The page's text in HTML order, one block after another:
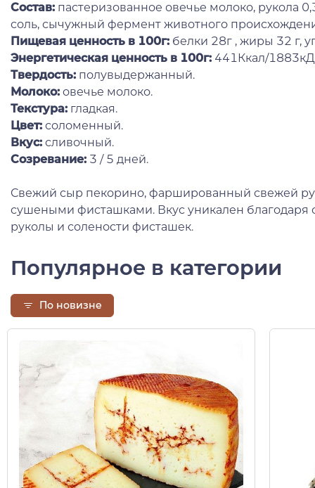
Состав: пастеризованное овечье молоко, рукола
соль, сычужный фермент животного
Пищевая ценность в 100г: белки 28г , жиры 32 г,
Энергетическая ценность в 100г: 441Ккал/
Твердость: полувыдержанный.
Молоко: овечье молоко.
Текстура: гладкая.
Цвет: соломенный.
Вкус: сливочный.
Созревание: 3 / 5 дней.
Свежий сыр пекорино, фаршированный свежей
сушеными фисташками. Вкус уникален благодаря
руколы и солености фисташек.
Популярное в категории
По новизне